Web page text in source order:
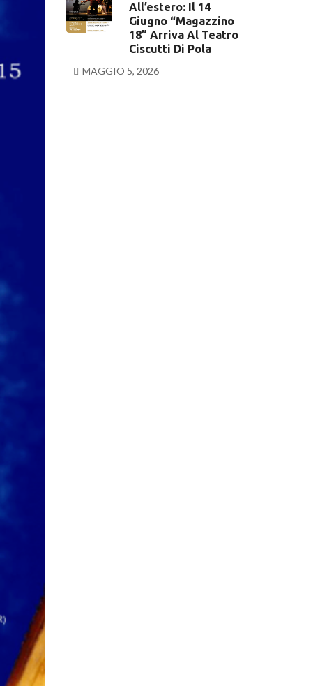
All’estero: Il 14
Giugno “Magazzino
18” Arriva Al Teatro
Ciscutti Di Pola
MAGGIO 5, 2026